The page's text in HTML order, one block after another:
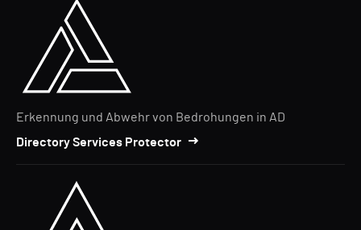
Erkennung und Abwehr von Bedrohungen in AD
Directory Services Protector